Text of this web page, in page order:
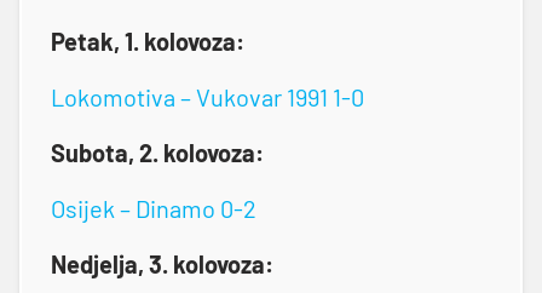
Petak, 1. kolovoza:
Lokomotiva – Vukovar 1991 1-0
Subota, 2. kolovoza:
Osijek – Dinamo 0-2
Nedjelja, 3. kolovoza: